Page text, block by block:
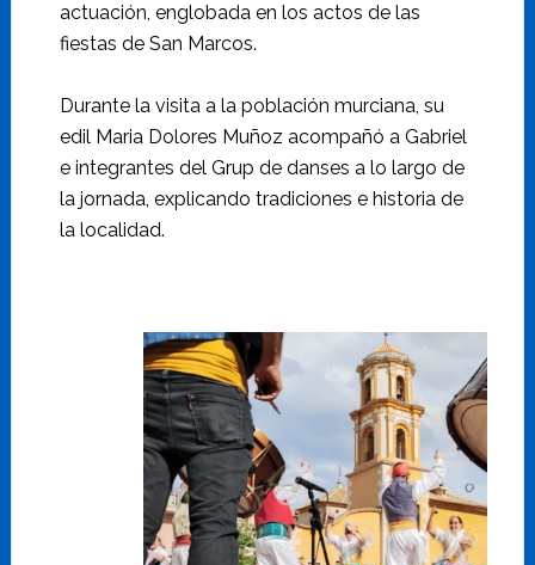
actuación, englobada en los actos de las
fiestas de San Marcos.
Durante la visita a la población murciana, su
edil Maria Dolores Muñoz acompañó a Gabriel
e integrantes del Grup de danses a lo largo de
la jornada, explicando tradiciones e historia de
la localidad.